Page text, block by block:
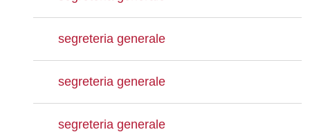
segreteria generale
segreteria generale
segreteria generale